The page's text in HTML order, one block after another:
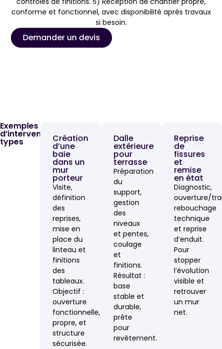
conforme et fonctionnel, avec disponibilité après travaux
si besoin.
Demander un devis
Exemples
d’interventions
types Création
d’une
baie
dans un
mur
porteur
Visite,
définition
des
reprises,
mise en
place du
linteau et
finitions
des
tableaux.
Objectif :
ouverture
fonctionnelle,
propre, et
structure
sécurisée.
Dalle
extérieure
pour
terrasse
Préparation
du
support,
gestion
des
niveaux
et pentes,
coulage
et
finitions.
Résultat :
base
stable et
durable,
prête
pour
revêtement.
Reprise
de
fissures
et
remise
en état
Diagnostic,
ouverture/
rebouchage
technique
et reprise
d’enduit.
Pour
stopper
l’évolution
visible et
retrouver
un mur
net.